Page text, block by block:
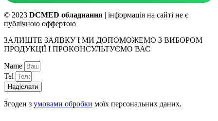
© 2023 DCMED обладнання | інформація на сайті не є
публічною оффертою
ЗАЛИШТЕ ЗАЯВКУ І МИ ДОПОМОЖЕМО З ВИБОРОМ
ПРОДУКЦІЇ І ПРОКОНСУЛЬТУЄМО ВАС
Name
Tel
Надіслати
Згоден з умовами обробки моїх персональних даних.